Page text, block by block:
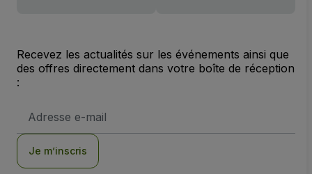
Recevez les actualités sur les événements ainsi que
des offres directement dans votre boîte de réception
:
e-
Je m’inscris